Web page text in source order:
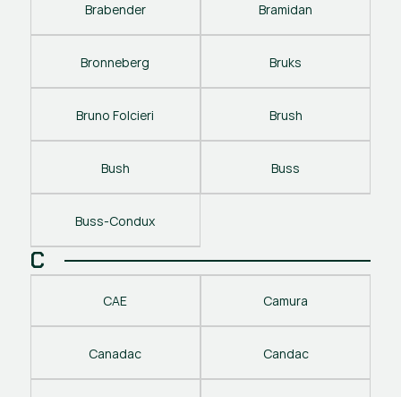
Brabender Bramidan
Bronneberg Bruks
Bruno Folcieri Brush
Bush Buss
Buss-Condux
C
CAE Camura
Canadac Candac